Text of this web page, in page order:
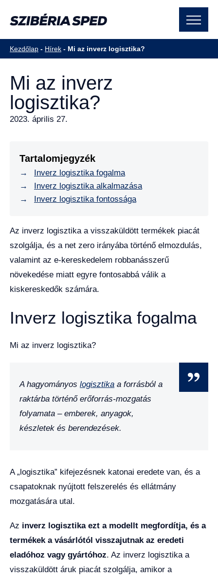
Mi az inverz
logisztika?
2023. április 27.
Kezdőlap - Hírek - Mi az inverz logisztika?
Tartalomjegyzék
Inverz logisztika fogalma
Inverz logisztika alkalmazása
Inverz logisztika fontossága
Az inverz logisztika a visszaküldött termékek piacát
szolgálja, és a net zero irányába történő elmozdulás,
valamint az e-kereskedelem robbanásszerű
növekedése miatt egyre fontosabbá válik a
kiskereskedők számára.
Inverz logisztika fogalma
Mi az inverz logisztika?
A hagyományos logisztika a forrásból a
raktárba történő erőforrás-mozgatás
folyamata – emberek, anyagok,
készletek és berendezések.
A „logisztika” kifejezésnek katonai eredete van, és a
csapatoknak nyújtott felszerelés és ellátmány
mozgatására utal.
Az inverz logisztika ezt a modellt megfordítja, és a
termékek a vásárlótól visszajutnak az eredeti
eladóhoz vagy gyártóhoz. Az inverz logisztika a
visszaküldött áruk piacát szolgálja, amikor a